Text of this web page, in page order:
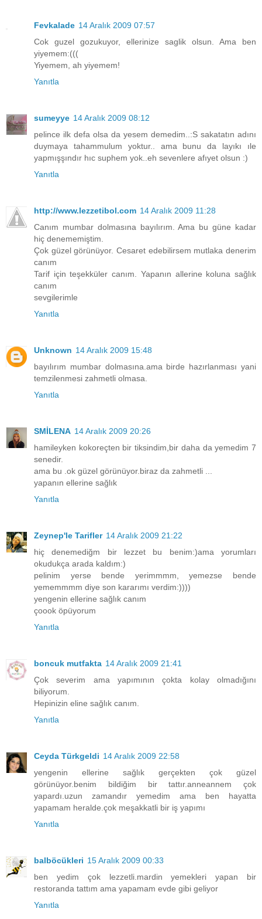
Fevkalade 14 Aralık 2009 07:57
Cok guzel gozukuyor, ellerinize saglik olsun. Ama ben
yiyemem:(((
Yiyemem, ah yiyemem!
Yanıtla
sumeyye 14 Aralık 2009 08:12
pelince ilk defa olsa da yesem demedim..:S sakatatın adını
duymaya tahammulum yoktur.. ama bunu da layıkı ıle
yapmışşındır hıc suphem yok..eh sevenlere afıyet olsun :)
Yanıtla
http://www.lezzetibol.com 14 Aralık 2009 11:28
Canım mumbar dolmasına bayılırım. Ama bu güne kadar
hiç denememiştim.
Çok güzel görünüyor. Cesaret edebilirsem mutlaka denerim
canım
Tarif için teşekküler canım. Yapanın allerine koluna sağlık
canım
sevgilerimle
Yanıtla
Unknown 14 Aralık 2009 15:48
bayılırım mumbar dolmasına.ama birde hazırlanması yani
temzilenmesi zahmetli olmasa.
Yanıtla
SMİLENA 14 Aralık 2009 20:26
hamileyken kokoreçten bir tiksindim,bir daha da yemedim 7
senedir.
ama bu .ok güzel görünüyor.biraz da zahmetli ...
yapanın ellerine sağlık
Yanıtla
Zeynep'le Tarifler 14 Aralık 2009 21:22
hiç denemediğm bir lezzet bu benim:)ama yorumları
okudukça arada kaldım:)
pelinim yerse bende yerimmmm, yemezse bende
yememmmm diye son kararımı verdim:))))
yengenin ellerine sağlık canım
çoook öpüyorum
Yanıtla
boncuk mutfakta 14 Aralık 2009 21:41
Çok severim ama yapımının çokta kolay olmadığını
biliyorum.
Hepinizin eline sağlık canım.
Yanıtla
Ceyda Türkgeldi 14 Aralık 2009 22:58
yengenin ellerine sağlık gerçekten çok güzel
görünüyor.benim bildiğim bir tattır.anneannem çok
yapardı.uzun zamandır yemedim ama ben hayatta
yapamam heralde.çok meşakkatli bir iş yapımı
Yanıtla
balböcükleri 15 Aralık 2009 00:33
ben yedim çok lezzetli.mardin yemekleri yapan bir
restoranda tattım ama yapamam evde gibi geliyor
Yanıtla